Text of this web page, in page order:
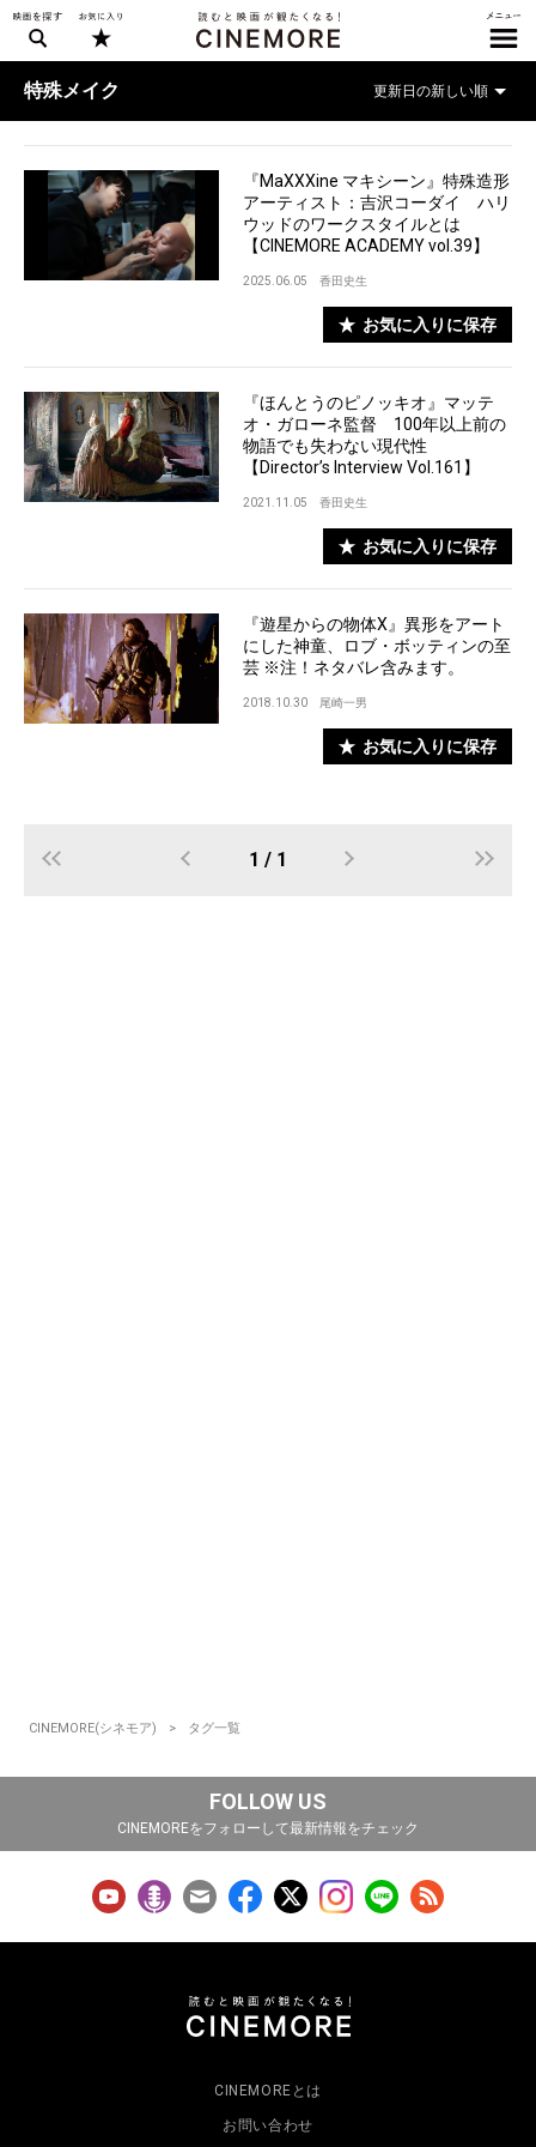
特殊メイク
『MaXXXine マキシーン』特殊造形
アーティスト：吉沢コーダイ ハリ
ウッドのワークスタイルとは
【CINEMORE ACADEMY vol.39】
2025.06.05 香田史生
お気に入りに保存
『ほんとうのピノッキオ』マッテ
オ・ガローネ監督 100年以上前の
物語でも失わない現代性
【Director’s Interview Vol.161】
2021.11.05 香田史生
お気に入りに保存
『遊星からの物体X』異形をアート
にした神童、ロブ・ボッティンの至
芸 ※注！ネタバレ含みます。
2018.10.30 尾崎一男
お気に入りに保存
1 / 1
CINEMORE(シネモア) タグ一覧
FOLLOW US
CINEMOREをフォローして最新情報をチェック
CINEMOREとは
お問い合わせ